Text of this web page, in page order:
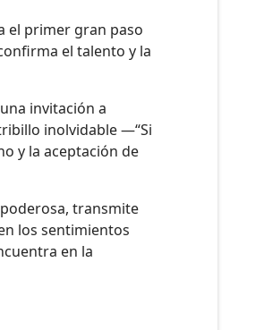
el primer gran paso
el talento y la
invitación a
inolvidable —“Si
y la aceptación de
transmite
los sentimientos
en la